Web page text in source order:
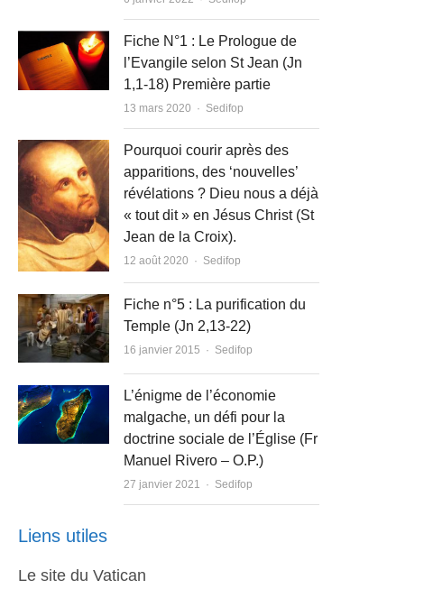
Fiche N°1 : Le Prologue de
l’Evangile selon St Jean (Jn
1,1-18) Première partie
13 mars 2020 Author
Sedifop
Pourquoi courir après des
apparitions, des ‘nouvelles’
révélations ? Dieu nous a déjà
« tout dit » en Jésus Christ (St
Jean de la Croix).
12 août 2020 Author
Sedifop
Fiche n°5 : La purification du
Temple (Jn 2,13-22)
16 janvier 2015 Author
Sedifop
L’énigme de l’économie
malgache, un défi pour la
doctrine sociale de l’Église (Fr
Manuel Rivero – O.P.)
27 janvier 2021 Author
Sedifop
Liens utiles
Le site du Vatican